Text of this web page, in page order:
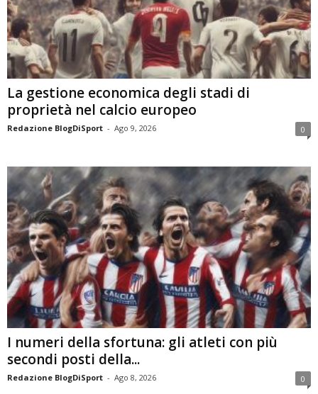
La gestione economica degli stadi di
proprietà nel calcio europeo
Redazione BlogDiSport - Ago 9, 2026 0
I numeri della sfortuna: gli atleti con più
secondi posti della...
Redazione BlogDiSport - Ago 8, 2026 0